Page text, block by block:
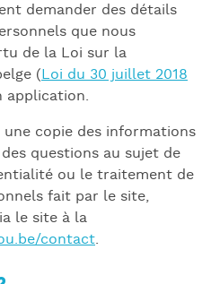
demander des détails
que nous
de la Loi sur la
(Loi du 30 juillet 2018
application.
copie des informations
questions au sujet de
ou le traitement de
fait par le site,
le site à la
contact.